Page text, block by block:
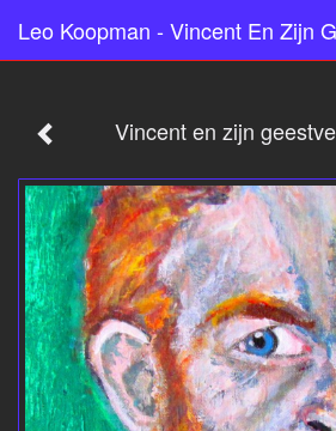
Vincent en zijn